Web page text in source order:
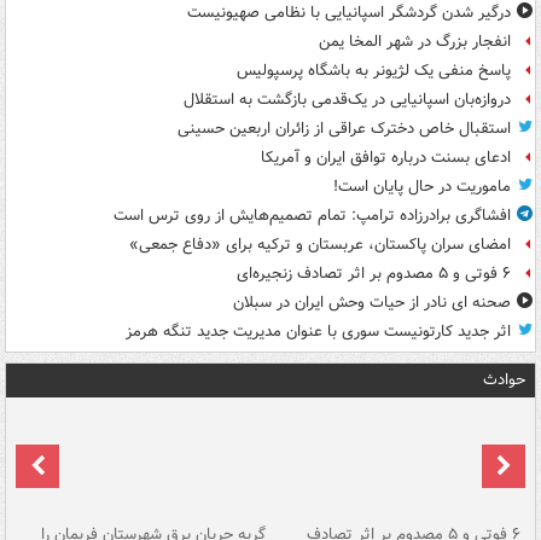
درگیر شدن گردشگر اسپانیایی با نظامی صهیونیست
انفجار بزرگ در شهر المخا یمن
پاسخ منفی یک لژیونر به باشگاه پرسپولیس
دروازه‌بان اسپانیایی در یک‌قدمی بازگشت به استقلال
استقبال خاص دخترک عراقی از زائران اربعین حسینی
ادعای بسنت درباره توافق ایران و آمریکا
ماموریت در حال پایان است!
افشاگری برادرزاده ترامپ: تمام تصمیم‌هایش از روی ترس است
امضای سران پاکستان، عربستان و ترکیه برای «دفاع جمعی»
۶ فوتی و ۵ مصدوم بر اثر تصادف زنجیره‌ای
صحنه ای نادر از حیات وحش ایران در سبلان
اثر جدید کارتونیست سوری با عنوان مدیریت جدید تنگه هرمز
حوادث